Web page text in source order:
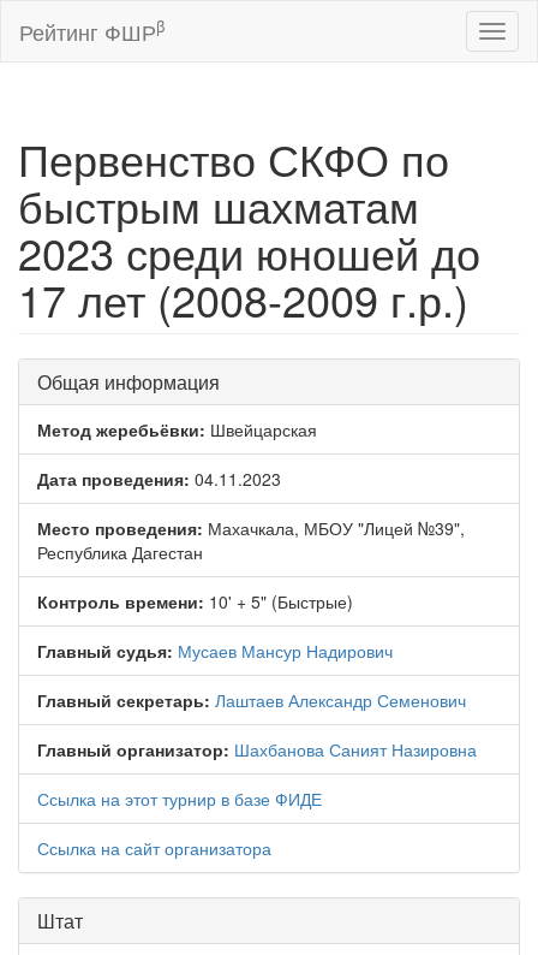
Рейтинг ФШРβ
Первенство СКФО по
быстрым шахматам
2023 среди юношей до
17 лет (2008-2009 г.р.)
Общая информация
Метод жеребьёвки: Швейцарская
Дата проведения: 04.11.2023
Место проведения: Махачкала, МБОУ "Лицей №39",
Республика Дагестан
Контроль времени: 10' + 5" (Быстрые)
Главный судья: Мусаев Мансур Надирович
Главный секретарь: Лаштаев Александр Семенович
Главный организатор: Шахбанова Саният Назировна
Ссылка на этот турнир в базе ФИДЕ
Ссылка на сайт организатора
Штат